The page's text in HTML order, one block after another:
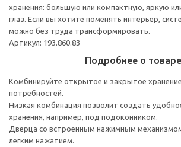
хранения: большую или компактную, яркую
глаз. Если вы хотите поменять интерьер,
можно без труда трансформировать.
Артикул: 193.860.83
Подробнее о товаре
Комбинируйте открытое и закрытое
потребностей.
Низкая комбинация позволит создать
хранения, например, под подоконником.
Дверца со встроенным нажимным
легким нажатием.